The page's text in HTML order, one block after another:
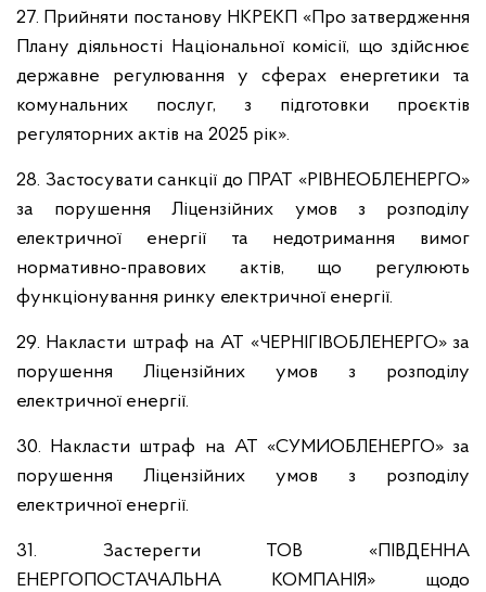
27. Прийняти постанову НКРЕКП «Про затвердження
Плану діяльності Національної комісії, що здійснює
державне регулювання у сферах енергетики та
комунальних послуг, з підготовки проєктів
регуляторних актів на 2025 рік».
28. Застосувати санкції до ПРАТ «РІВНЕОБЛЕНЕРГО»
за порушення Ліцензійних умов з розподілу
електричної енергії та недотримання вимог
нормативно-правових актів, що регулюють
функціонування ринку електричної енергії.
29. Накласти штраф на АТ «ЧЕРНІГІВОБЛЕНЕРГО» за
порушення Ліцензійних умов з розподілу
електричної енергії.
30. Накласти штраф на АТ «СУМИОБЛЕНЕРГО» за
порушення Ліцензійних умов з розподілу
електричної енергії.
31. Застерегти ТОВ «ПІВДЕННА
ЕНЕРГОПОСТАЧАЛЬНА КОМПАНІЯ» щодо